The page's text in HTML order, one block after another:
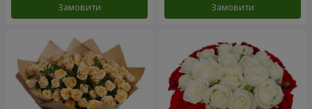
Замовити Замовити